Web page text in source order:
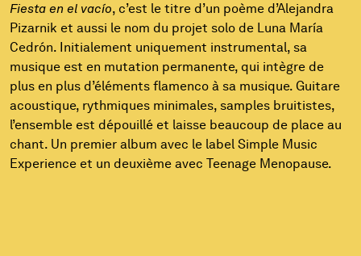
Fiesta en el vacío, c’est le titre d’un poème d’Alejandra
Pizarnik et aussi le nom du projet solo de Luna María
Cedrón. Initialement uniquement instrumental, sa
musique est en mutation permanente, qui intègre de
plus en plus d’éléments flamenco à sa musique. Guitare
acoustique, rythmiques minimales, samples bruitistes,
l’ensemble est dépouillé et laisse beaucoup de place au
chant. Un premier album avec le label Simple Music
Experience et un deuxième avec Teenage Menopause.